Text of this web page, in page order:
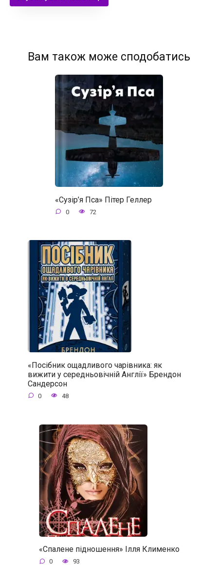
Вам також може сподобатись
«Сузір’я Пса» Пітер Геллер
0 72
«Посібник ощадливого чарівника: як
вижити у середньовічній Англії» Брендон
Сандерсон
0 48
«Спалене підношення» Ілля Клименко
0 93